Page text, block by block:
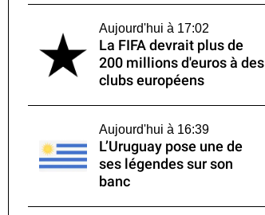
Aujourd'hui à 17:02
La FIFA devrait plus de
200 millions d'euros à des
clubs européens
Aujourd'hui à 16:39
L’Uruguay pose une de
ses légendes sur son
banc